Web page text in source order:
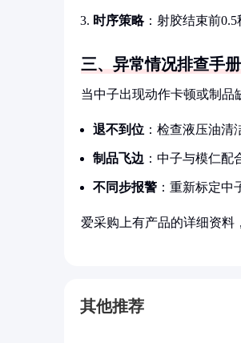
时序策略：射胶结束前
三、异常情况排查手册
当中子出现动作卡顿或制品
退不到位 ：检查液压油
制品飞边 ：中子与模仁
不同步报警 ：重新标定
爱采购上有产品的详细资料
其他推荐